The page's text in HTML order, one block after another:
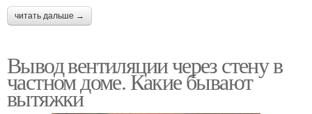
читать дальше →
Вывод вентиляции через стену в
частном доме. Какие бывают
вытяжки